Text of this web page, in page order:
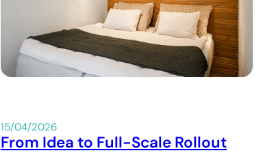
15/04/2026
From Idea to Full-Scale Rollout